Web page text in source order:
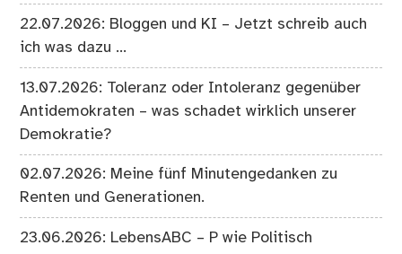
22.07.2026: Bloggen und KI – Jetzt schreib auch
ich was dazu …
13.07.2026: Toleranz oder Intoleranz gegenüber
Antidemokraten – was schadet wirklich unserer
Demokratie?
02.07.2026: Meine fünf Minutengedanken zu
Renten und Generationen.
23.06.2026: LebensABC – P wie Politisch